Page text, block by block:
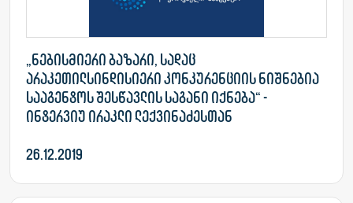
„ნებისმიერი ბაზარი, სადაც
არაკეთილსინდისიერი კონკურენციის ნიშნებია
სააგენტოს შესწავლის საგანი იქნება“ -
ინტერვიუ ირაკლი ლექვინაძესთან
26.12.2019